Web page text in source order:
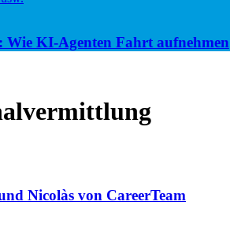
Wie KI-Agenten Fahrt aufnehmen
Nicolàs von CareerTeam